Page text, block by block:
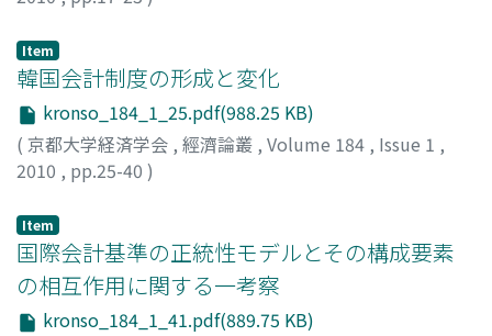
Item
韓国会計制度の形成と変化
kronso_184_1_25.pdf(988.25 KB)
( 京都大学経済学会 , 經濟論叢 , Volume 184 , Issue 1 ,
2010 , pp.25-40 )
Item
国際会計基準の正統性モデルとその構成要素
の相互作用に関する一考察
kronso_184_1_41.pdf(889.75 KB)